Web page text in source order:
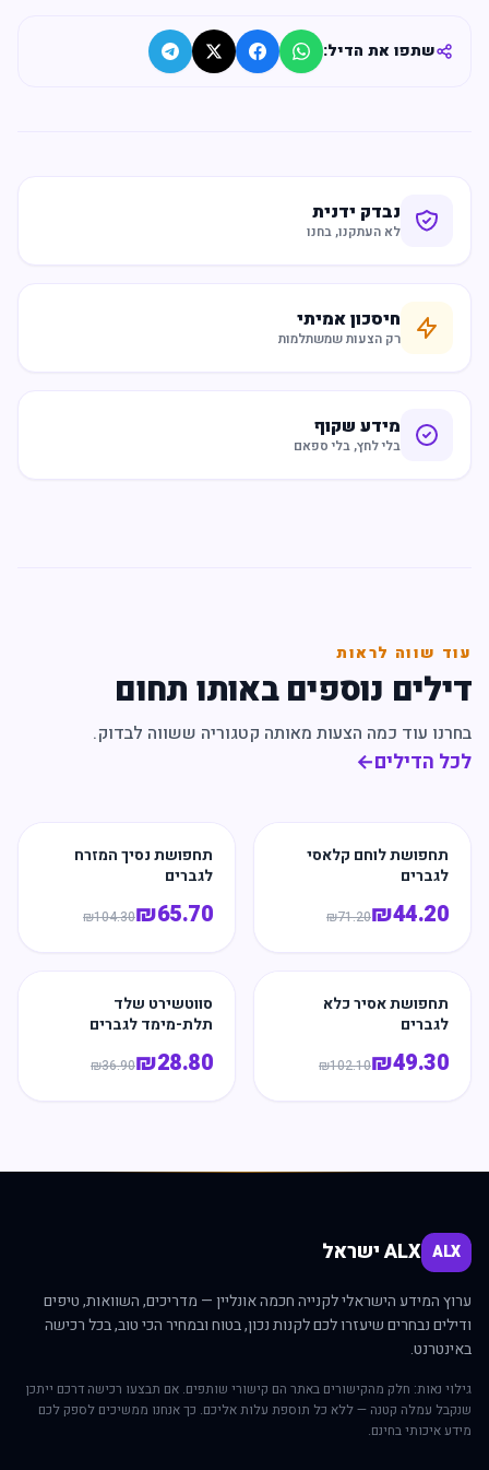
שתפו את הדיל:
נבדק ידנית
לא העתקנו, בחנו
חיסכון אמיתי
רק הצעות שמשתלמות
מידע שקוף
בלי לחץ, בלי ספאם
עוד שווה לראות
דילים נוספים באותו תחום
בחרנו עוד כמה הצעות מאותה קטגוריה ששווה לבדוק.
לכל הדילים←
תחפושת לוחם קלאסי
לגברים
₪44.20
₪71.20
תחפושת נסיך המזרח
לגברים
₪65.70
₪104.30
תחפושת אסיר כלא
לגברים
₪49.30
₪102.10
סווטשירט שלד
תלת-מימד לגברים
₪28.80
₪36.90
ALX ALX ישראל
ערוץ המידע הישראלי לקנייה חכמה אונליין — מדריכים, השוואות, טיפים
ודילים נבחרים שיעזרו לכם לקנות נכון, בטוח ובמחיר הכי טוב, בכל רכישה
באינטרנט.
גילוי נאות: חלק מהקישורים באתר הם קישורי שותפים. אם תבצעו רכישה דרכם ייתכן
שנקבל עמלה קטנה — ללא כל תוספת עלות אליכם. כך אנחנו ממשיכים לספק לכם
מידע איכותי בחינם.